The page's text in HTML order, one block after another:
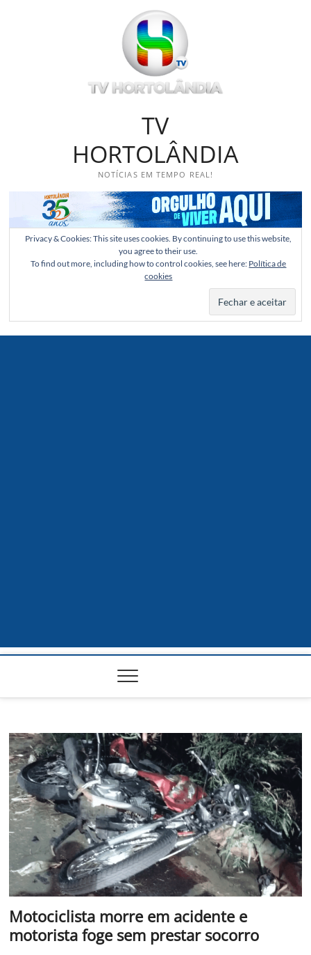
TV
HORTOLÂNDIA
NOTÍCIAS EM TEMPO REAL!
Privacy & Cookies: This site uses cookies. By continuing to use this website,
you agree to their use.
To find out more, including how to control cookies, see here: Política de
cookies
Motociclista morre em acidente e
motorista foge sem prestar socorro